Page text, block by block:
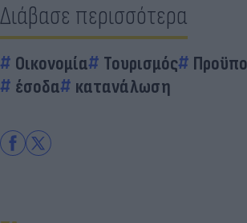
Διάβασε περισσότερα
Οικονομία Τουρισμός
έσοδα
κατανάλωση